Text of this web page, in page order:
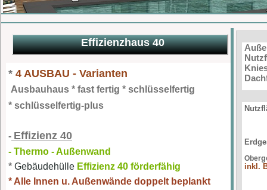
Ober
inkl.
Effizienzhaus 40
* 4 AUSBAU - Varianten
Ausbauhaus * fast fertig * schlüsselfertig
* schlüsselfertig-plus
- Effizienz 40
- Thermo - Außenwand
* Gebäudehülle Effizienz 40 förderfähig
* Alle Innen u. Außenwände doppelt beplankt